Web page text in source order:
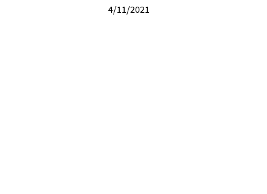
4/11/2021